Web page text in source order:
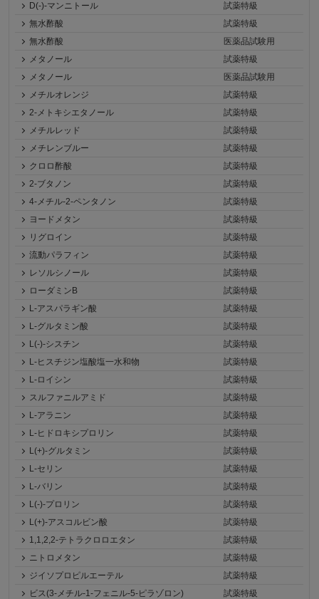
D(-)-マンニトール
試薬特級
無水酢酸
試薬特級
無水酢酸
医薬品試験用
メタノール
試薬特級
メタノール
医薬品試験用
メチルオレンジ
試薬特級
2-メトキシエタノール
試薬特級
メチルレッド
試薬特級
メチレンブルー
試薬特級
クロロ酢酸
試薬特級
2-ブタノン
試薬特級
4-メチル-2-ペンタノン
試薬特級
ヨードメタン
試薬特級
リグロイン
試薬特級
流動パラフィン
試薬特級
レソルシノール
試薬特級
ローダミンB
試薬特級
L-アスパラギン酸
試薬特級
L-グルタミン酸
試薬特級
L(-)-シスチン
試薬特級
L-ヒスチジン塩酸塩一水和物
試薬特級
L-ロイシン
試薬特級
スルファニルアミド
試薬特級
L-アラニン
試薬特級
L-ヒドロキシプロリン
試薬特級
L(+)-グルタミン
試薬特級
L-セリン
試薬特級
L-バリン
試薬特級
L(-)-プロリン
試薬特級
L(+)-アスコルビン酸
試薬特級
1,1,2,2-テトラクロロエタン
試薬特級
ニトロメタン
試薬特級
ジイソプロピルエーテル
試薬特級
ビス(3-メチル-1-フェニル-5-ピラゾロン)
試薬特級